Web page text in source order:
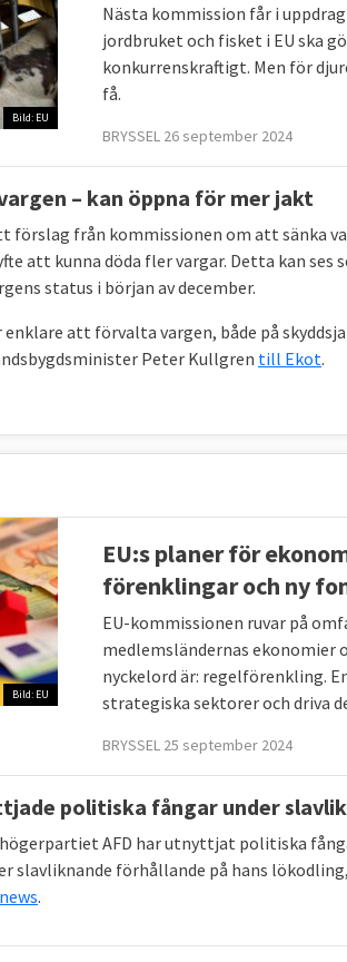
Bild: EU
Nästa kommission får i
jordbruket och fisket i EU ska
konkurrenskraftigt. Men för
få.
BRYSSEL 26 september 2024
– kan öppna för mer jakt
förslag från kommissionen om att sänka
att kunna döda fler vargar. Detta kan
status i början av december.
att förvalta vargen, både på
Peter Kullgren till Ekot.
Bild: EU
EU:s planer för
förenklingar och ny
EU-kommissionen ruvar på
medlemsländernas ekonomier
nyckelord är: regelförenkling.
strategiska sektorer och driva
BRYSSEL 25 september 2024
politiska fångar under
AFD har utnyttjat politiska
slavliknande förhållande på hans
.